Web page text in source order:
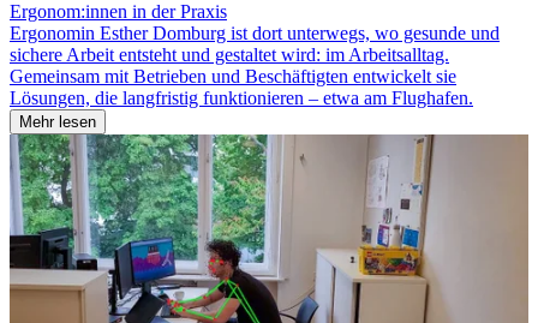
Ergonom:innen in der Praxis
Ergonomin Esther Domburg ist dort unterwegs, wo gesunde und
sichere Arbeit entsteht und gestaltet wird: im Arbeitsalltag.
Gemeinsam mit Betrieben und Beschäftigten entwickelt sie
Lösungen, die langfristig funktionieren – etwa am Flughafen.
Mehr lesen